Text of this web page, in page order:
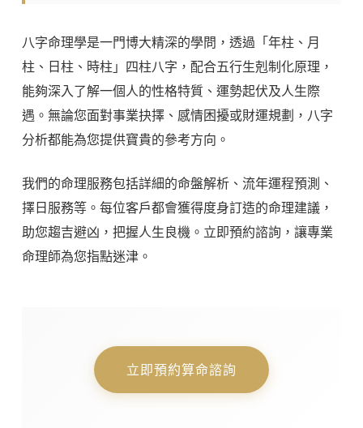
八字命理學是一門博大精深的學問，透過「年柱、月
柱、日柱、時柱」四柱八字，配合五行生剋制化原理，
能夠深入了解一個人的性格特質、運勢起伏及人生際
遇。無論您面對事業抉擇、感情困擾或財運規劃，八字
分析都能為您提供寶貴的參考方向。
我們的命理服務包括詳細的命盤解析、流年運程預測、
擇日服務等。每位客戶都會獲得度身訂造的命理建議，
助您趨吉避凶，把握人生良機。立即預約諮詢，讓專業
命理師為您指點迷津。
立即預約算命諮詢